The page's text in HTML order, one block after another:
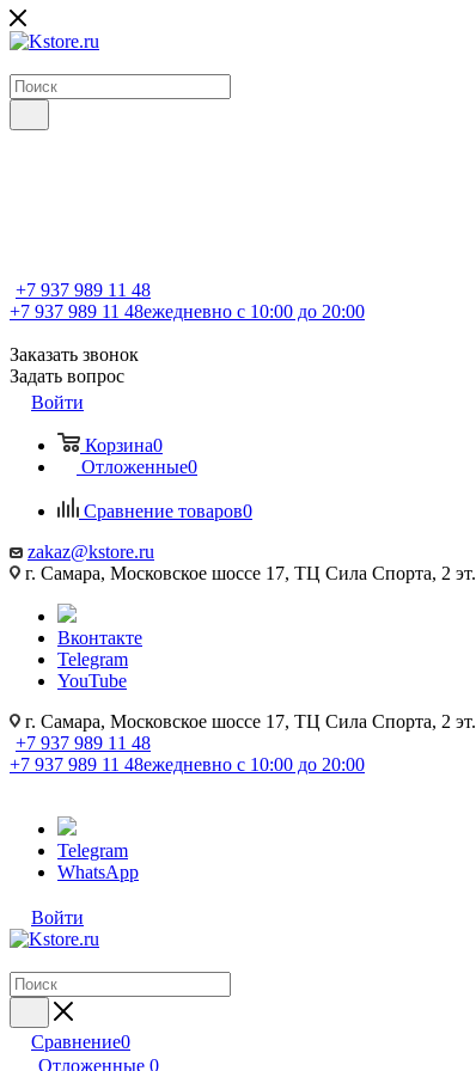
+7 937 989 11 48
+7 937 989 11 48ежедневно с 10:00 до 20:00
Заказать звонок
Задать вопрос
Войти
Корзина0
Отложенные0
Сравнение товаров0
zakaz@kstore.ru
г. Самара, Московское шоссе 17, ТЦ Сила Спорта, 2 эт.
Вконтакте
Telegram
YouTube
г. Самара, Московское шоссе 17, ТЦ Сила Спорта, 2 эт.
+7 937 989 11 48
+7 937 989 11 48ежедневно с 10:00 до 20:00
Telegram
WhatsApp
Войти
Сравнение0
Отложенные 0